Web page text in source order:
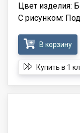
Цвет изделия:
С рисунком:
В корзину
Купить в 1